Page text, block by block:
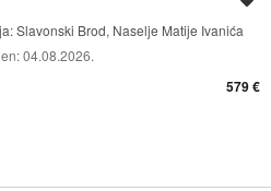
Slavonski Brod, Naselje Matije Ivanića
04.08.2026.
579 €